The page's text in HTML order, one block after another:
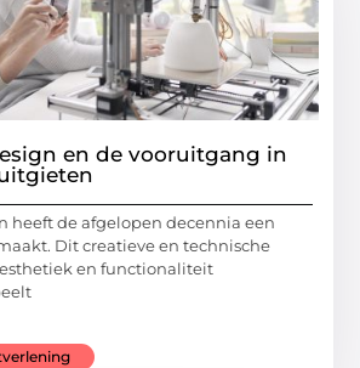
en de vooruitgang in
heeft de afgelopen decennia een
Dit creatieve en technische
en functionaliteit